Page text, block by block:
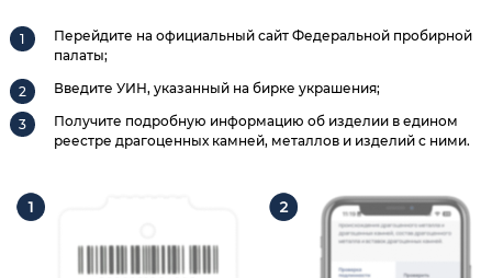
Перейдите на официальный сайт Федеральной пробирной
палаты;
Введите УИН, указанный на бирке украшения;
Получите подробную информацию об изделии в едином
реестре драгоценных камней, металлов и изделий с ними.